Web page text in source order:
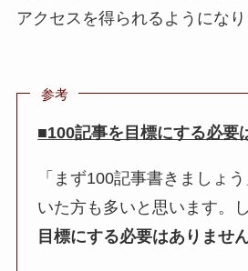
アクセスを得られるようになり
参考
■100記事を目標にする必要
「まず100記事書きましょ
いた方も多いと思います。
目標にする必要はありません